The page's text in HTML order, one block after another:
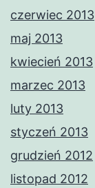
czerwiec 2013
maj 2013
kwiecień 2013
marzec 2013
luty 2013
styczeń 2013
grudzień 2012
listopad 2012